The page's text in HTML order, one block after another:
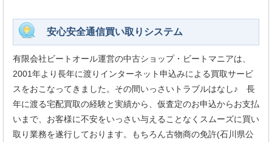
安心安全通信買い取りシステム
有限会社ビートオール運営の中古ショップ・ビートマニアは、
2001年より長年に渡りインターネット申込みによる買取サービ
スをおこなってきました。その間いっさいトラブルはなし♪ 長
年に渡る宅配買取の経験と実績から、仮査定のお申込からお支払
いまで、お客様に不安をいっさい与えることなくスムーズに買い
取り業務を遂行しております。もちろん古物商の免許(石川県公